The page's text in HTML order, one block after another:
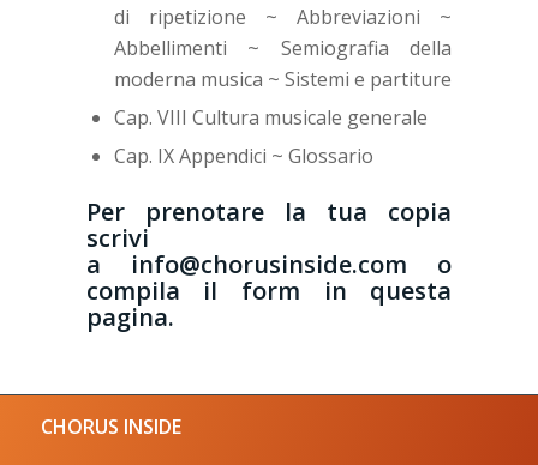
di ripetizione ~ Abbreviazioni ~
Abbellimenti ~ Semiografia della
moderna musica ~ Sistemi e partiture
Cap. VIII Cultura musicale generale
Cap. IX Appendici ~ Glossario
Per prenotare la tua copia
scrivi
a info@chorusinside.com o
compila il form in questa
pagina.
CHORUS INSIDE